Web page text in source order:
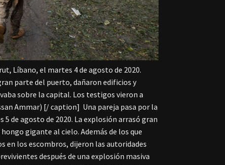
Líbano, el martes 4 de agosto de 2020.
parte del puerto, dañaron edificios y
sobre la capital. Los testigos vieron a
Ammar) [/ caption] Una pareja pasa por la
de agosto de 2020. La explosión arrasó gran
gigante al cielo. Además de los que
en los escombros, dijeron las autoridades
después de una explosión masiva